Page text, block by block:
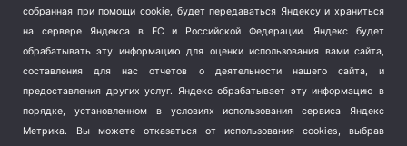
Школа и спорт (2)
Экология (8)
Экономика (1172)
собранная при помощи cookie, будет передаваться Яндексу и храниться
на сервере Яндекса в ЕС и Российской Федерации. Яндекс будет
обрабатывать эту информацию для оценки использования вами сайта,
составления для нас отчетов о деятельности нашего сайта, и
предоставления других услуг. Яндекс обрабатывает эту информацию в
порядке, установленном в условиях использования сервиса Яндекс
Метрика.
Вы можете отказаться от использования cookies, выбрав